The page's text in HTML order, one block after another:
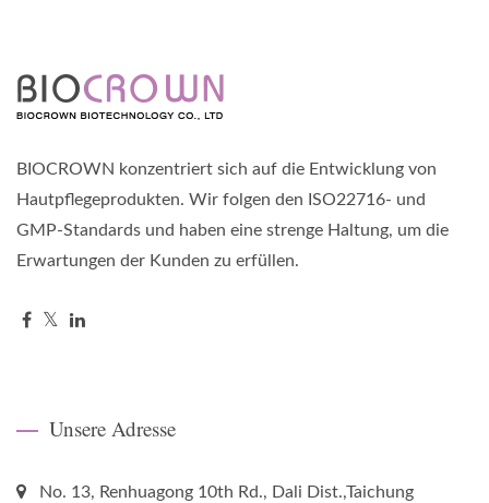
BIOCROWN konzentriert sich auf die Entwicklung von
Hautpflegeprodukten. Wir folgen den ISO22716- und
GMP-Standards und haben eine strenge Haltung, um die
Erwartungen der Kunden zu erfüllen.
Unsere Adresse
No. 13, Renhuagong 10th Rd., Dali Dist.,Taichung